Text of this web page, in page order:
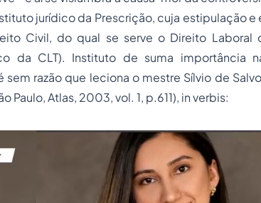
jurídico da Prescrição, cuja estipulação
Civil, do qual se serve o Direito Laboral
da CLT). Instituto de suma importância
sem razão que leciona o mestre Sílvio de
Paulo, Atlas, 2003, vol. 1, p.611), in verbis: